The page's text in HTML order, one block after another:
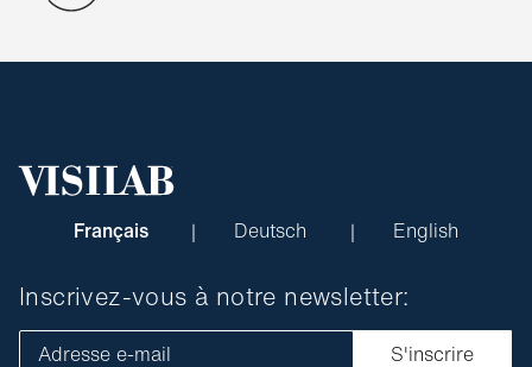
Produits d'entretien pour lentilles de contact
Visilab est là pour vous.
Français Deutsch English
Inscrivez-vous à notre newsletter:
Adresse e-mail S'inscrire